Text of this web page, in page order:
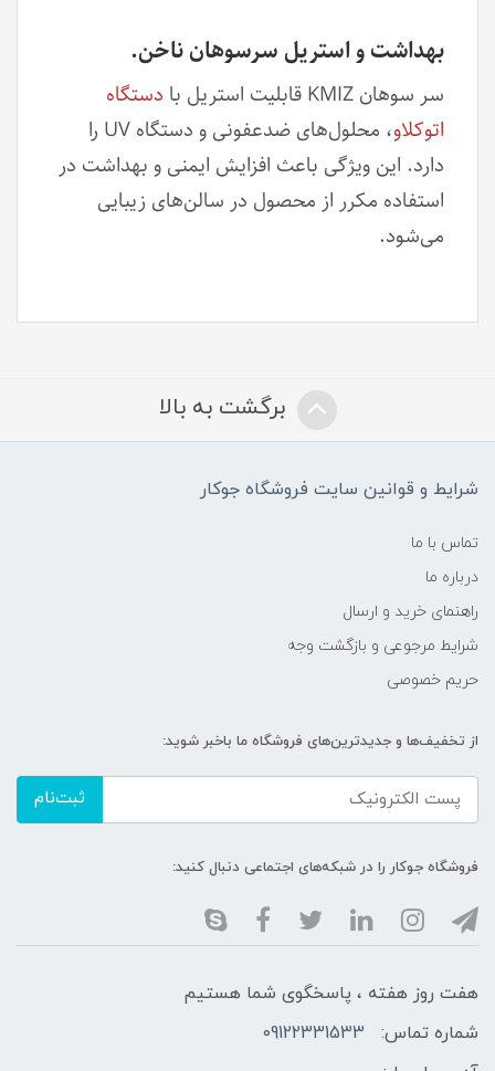
بهداشت و استریل سرسوهان ناخن.
سر سوهان KMIZ قابلیت استریل با
دستگاه
اتوکلاو
، محلول‌های ضدعفونی و دستگاه UV را
دارد. این ویژگی باعث افزایش ایمنی و بهداشت در
استفاده مکرر از محصول در سالن‌های زیبایی
می‌شود.
برگشت به بالا
شرایط و قوانین سایت فروشگاه جوکار
تماس با ما
درباره ما
راهنمای خرید و ارسال
شرایط مرجوعی و بازگشت وجه
حریم خصوصی
از تخفیف‌ها و جدیدترین‌های فروشگاه ما باخبر شوید:
ثبت‌نام
فروشگاه جوکار را در شبکه‌های اجتماعی دنبال کنید:
هفت روز هفته ، پاسخگوی شما هستیم
شماره تماس:
09122331533